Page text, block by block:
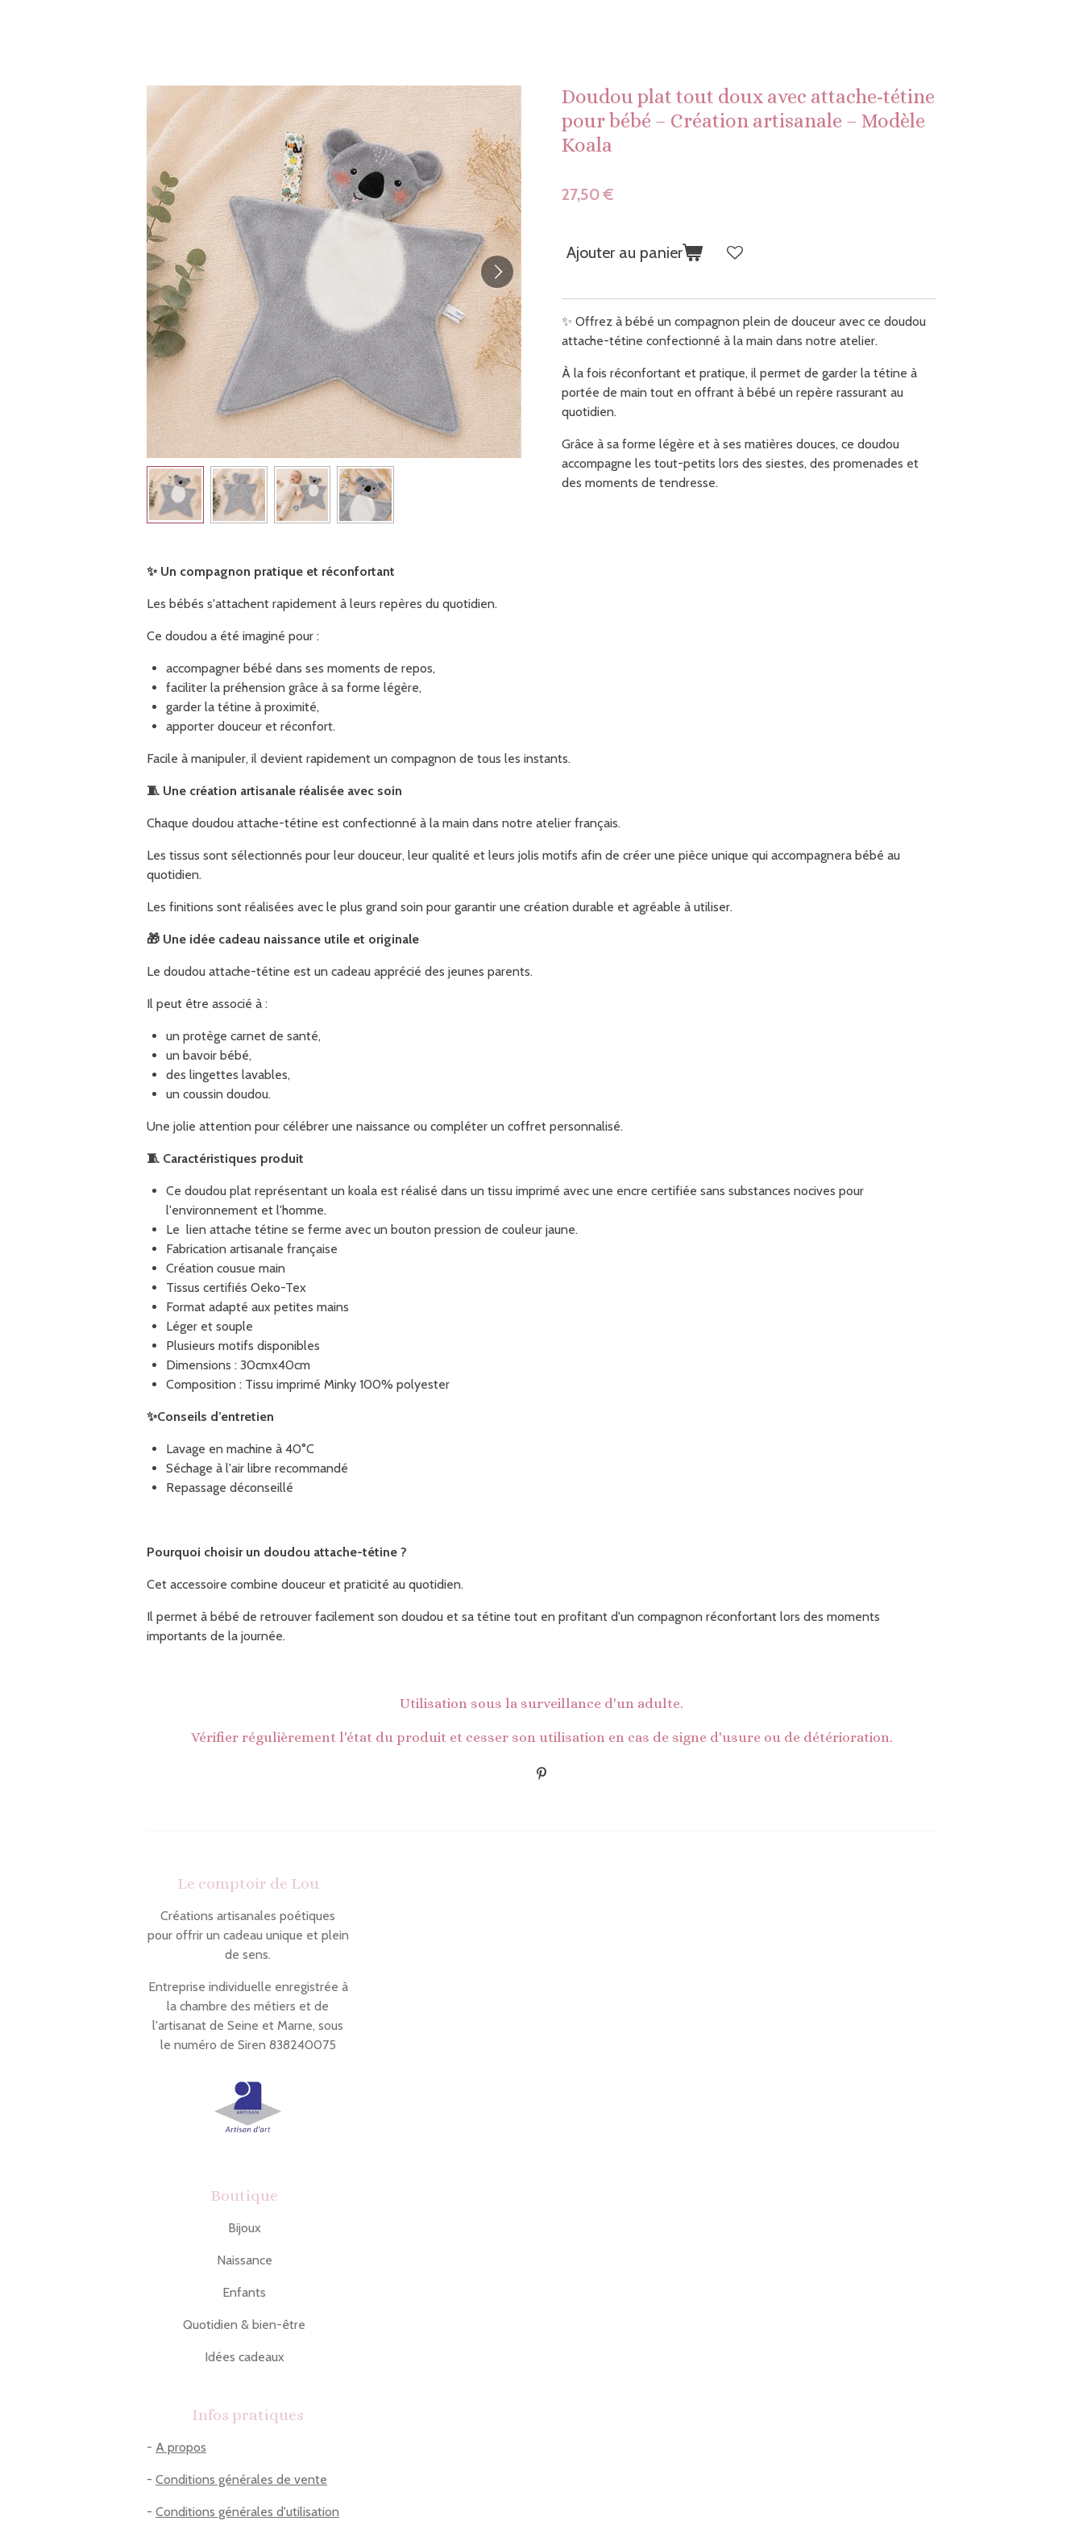
Doudou plat tout doux avec attache-tétine
pour bébé – Création artisanale – Modèle
Koala
27,50 €
Ajouter au panier
✨ Offrez à bébé un compagnon plein de douceur avec ce doudou
attache-tétine confectionné à la main dans notre atelier.
À la fois réconfortant et pratique, il permet de garder la tétine à
portée de main tout en offrant à bébé un repère rassurant au
quotidien.
Grâce à sa forme légère et à ses matières douces, ce doudou
accompagne les tout-petits lors des siestes, des promenades et
des moments de tendresse.
✨Un compagnon pratique et réconfortant
Les bébés s'attachent rapidement à leurs repères du quotidien.
Ce doudou a été imaginé pour :
accompagner bébé dans ses moments de repos,
faciliter la préhension grâce à sa forme légère,
garder la tétine à proximité,
apporter douceur et réconfort.
Facile à manipuler, il devient rapidement un compagnon de tous les instants.
🧵 Une création artisanale réalisée avec soin
Chaque doudou attache-tétine est confectionné à la main dans notre atelier français.
Les tissus sont sélectionnés pour leur douceur, leur qualité et leurs jolis motifs afin de créer une pièce unique qui accompagnera bébé au
quotidien.
Les finitions sont réalisées avec le plus grand soin pour garantir une création durable et agréable à utiliser.
🎁 Une idée cadeau naissance utile et originale
Le doudou attache-tétine est un cadeau apprécié des jeunes parents.
Il peut être associé à :
un protège carnet de santé,
un bavoir bébé,
des lingettes lavables,
un coussin doudou.
Une jolie attention pour célébrer une naissance ou compléter un coffret personnalisé.
🧵 Caractéristiques produit
Ce doudou plat représentant un koala est réalisé dans un tissu imprimé avec une encre certifiée sans substances nocives pour
l'environnement et l'homme.
Le lien attache tétine se ferme avec un bouton pression de couleur jaune.
Fabrication artisanale française
Création cousue main
Tissus certifiés Oeko-Tex
Format adapté aux petites mains
Léger et souple
Plusieurs motifs disponibles
Dimensions : 30cmx40cm
Composition : Tissu imprimé Minky 100% polyester
✨Conseils d’entretien
Lavage en machine à 40°C
Séchage à l'air libre recommandé
Repassage déconseillé
Pourquoi choisir un doudou attache-tétine ?
Cet accessoire combine douceur et praticité au quotidien.
Il permet à bébé de retrouver facilement son doudou et sa tétine tout en profitant d'un compagnon réconfortant lors des moments
importants de la journée.
Utilisation sous la surveillance d'un adulte.
Vérifier régulièrement l'état du produit et cesser son utilisation en cas de signe d'usure ou de détérioration.
É
Le comptoir de Lou
Créations artisanales poétiques
pour offrir un cadeau unique et plein
de sens.
Entreprise individuelle enregistrée à
la chambre des métiers et de
l'artisanat de Seine et Marne, sous
le numéro de Siren 838240075
Boutique
Bijoux
Naissance
Enfants
Quotidien & bien-être
Idées cadeaux
Infos pratiques
- A propos
- Conditions générales de vente
- Conditions générales d'utilisation